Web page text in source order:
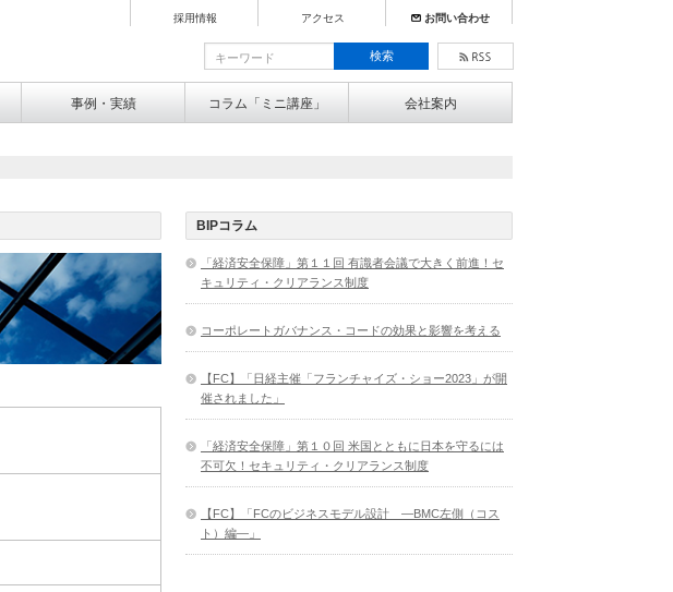
採用情報 アクセス お問い合わせ
事例・実績 コラム「ミニ講座」 会社案内
BIPコラム
「経済安全保障」第１１回 有識者会議で大きく前進！セ
キュリティ・クリアランス制度
コーポレートガバナンス・コードの効果と影響を考える
【FC】「日経主催「フランチャイズ・ショー2023」が開
催されました」
「経済安全保障」第１０回 米国とともに日本を守るには
不可欠！セキュリティ・クリアランス制度
【FC】「FCのビジネスモデル設計 ―BMC左側（コス
ト）編―」